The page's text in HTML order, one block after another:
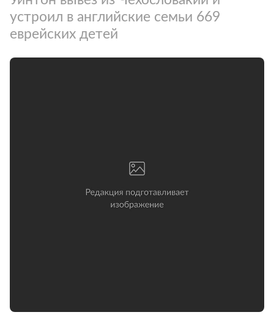
устроил в английские семьи 669
еврейских детей